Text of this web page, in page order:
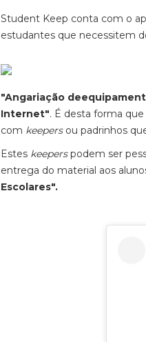
Student Keep conta com o
estudantes que necessitem
"Angariação
Internet". É desta forma
com keepers ou padrinhos
Estes keeperspodem ser
entrega do material aos
Escolares".